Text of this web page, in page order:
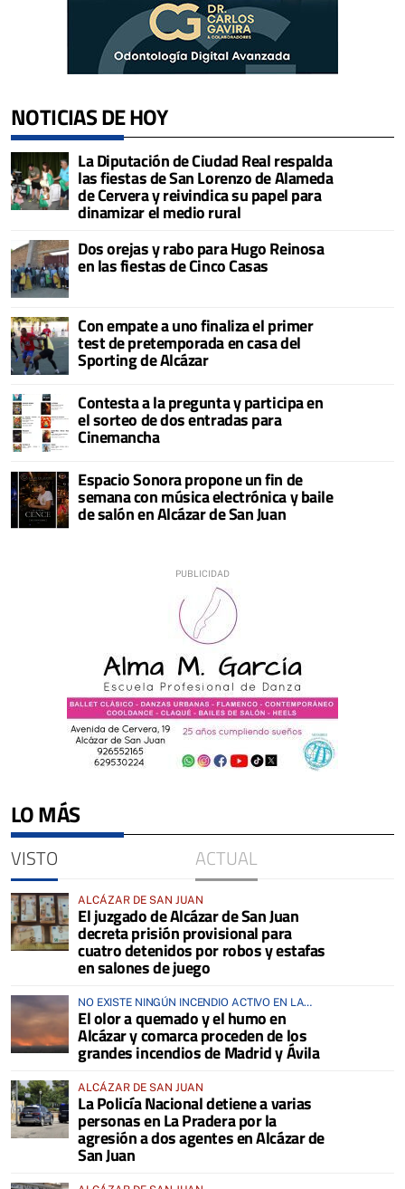
NOTICIAS DE HOY
La Diputación de Ciudad Real respalda
las fiestas de San Lorenzo de Alameda
de Cervera y reivindica su papel para
dinamizar el medio rural
Dos orejas y rabo para Hugo Reinosa
en las fiestas de Cinco Casas
Con empate a uno finaliza el primer
test de pretemporada en casa del
Sporting de Alcázar
Contesta a la pregunta y participa en
el sorteo de dos entradas para
Cinemancha
Espacio Sonora propone un fin de
semana con música electrónica y baile
de salón en Alcázar de San Juan
LO MÁS
VISTO ACTUAL
ALCÁZAR DE SAN JUAN
El juzgado de Alcázar de San Juan
decreta prisión provisional para
cuatro detenidos por robos y estafas
en salones de juego
NO EXISTE NINGÚN INCENDIO ACTIVO EN LA
COMARCA
El olor a quemado y el humo en
Alcázar y comarca proceden de los
grandes incendios de Madrid y Ávila
ALCÁZAR DE SAN JUAN
La Policía Nacional detiene a varias
personas en La Pradera por la
agresión a dos agentes en Alcázar de
San Juan